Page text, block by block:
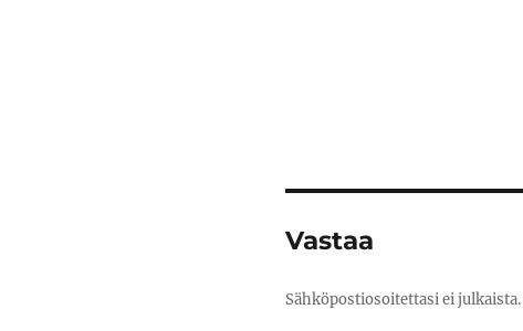
Vastaa
Sähköpostiosoitettasi ei julkaista.